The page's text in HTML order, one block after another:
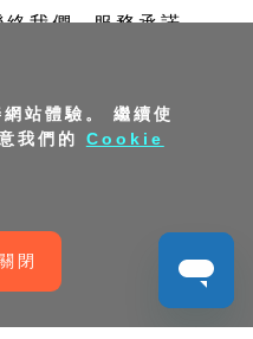
絡我們
服務承諾
子報
教育城有限公司
版權及知識產權政策
站體驗。 繼續使
我們的 Cookie
閉